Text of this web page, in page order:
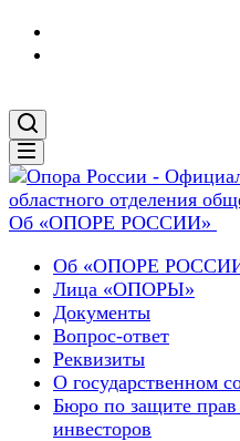
Об «ОПОРЕ РОССИИ»
Об «ОПОРЕ
Лица «ОПОРЫ»
Документы
Вопрос-ответ
Реквизиты
О государственном
Бюро по защите
инвесторов